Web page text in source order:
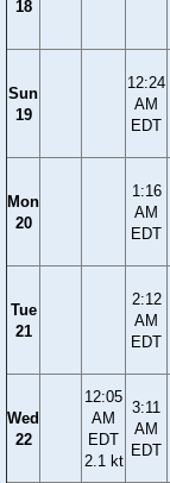
18
Sun
19
12:24
AM
EDT
Mon
20
1:16
AM
EDT
Tue
21
2:12
AM
EDT
Wed
22
12:05
AM
EDT
2.1 kt
3:11
AM
EDT